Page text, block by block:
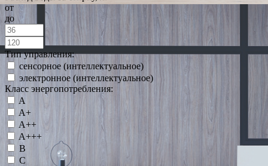
от
до
Тип управления:
сенсорное (интеллектуальное)
электронное (интеллектуальное)
Класс энергопотребления:
A
A+
A++
A+++
B
C